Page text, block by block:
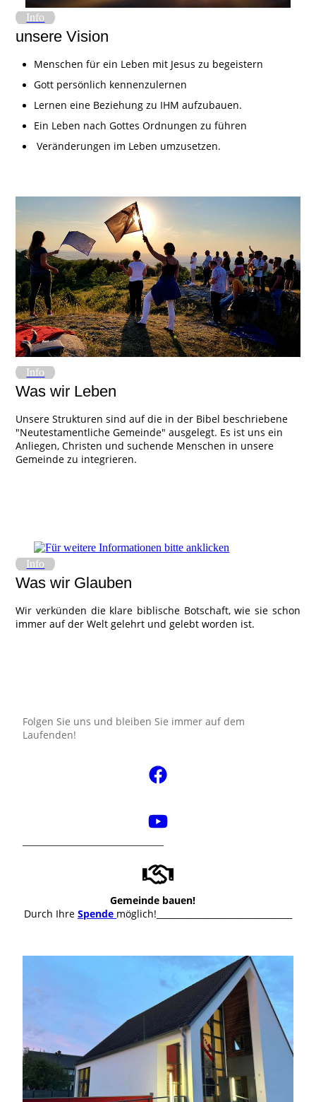
Info
unsere Vision
Menschen für ein Leben mit Jesus zu begeistern
Gott persönlich kennenzulernen
Lernen eine Beziehung zu IHM aufzubauen.
Ein Leben nach Gottes Ordnungen zu führen
Veränderungen im Leben umzusetzen.
Info
Was wir Leben
Unsere Strukturen sind auf die in der Bibel beschriebene
"Neutestamentliche Gemeinde" ausgelegt. Es ist uns ein
Anliegen, Christen und suchende Menschen in unsere
Gemeinde zu integrieren.
Info
Was wir Glauben
Wir verkünden die klare biblische Botschaft, wie sie schon
immer auf der Welt gelehrt und gelebt worden ist.
Folgen Sie uns und bleiben Sie immer auf dem
Laufenden!
Gemeinde bauen!
Durch Ihre Spende möglich!________________________________